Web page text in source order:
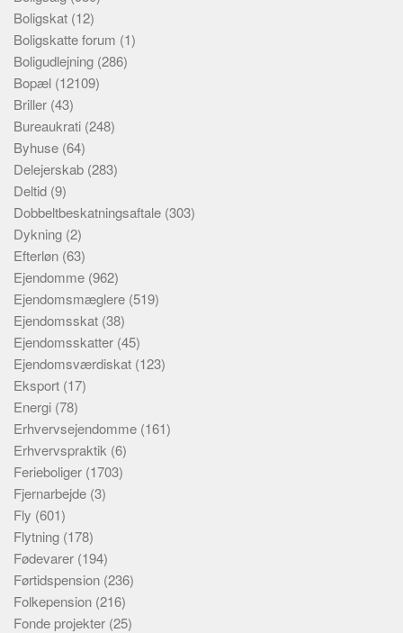
Boligskat (12)
Boligskatte forum (1)
Boligudlejning (286)
Bopæl (12109)
Briller (43)
Bureaukrati (248)
Byhuse (64)
Delejerskab (283)
Deltid (9)
Dobbeltbeskatningsaftale (303)
Dykning (2)
Efterløn (63)
Ejendomme (962)
Ejendomsmæglere (519)
Ejendomsskat (38)
Ejendomsskatter (45)
Ejendomsværdiskat (123)
Eksport (17)
Energi (78)
Erhvervsejendomme (161)
Erhvervspraktik (6)
Ferieboliger (1703)
Fjernarbejde (3)
Fly (601)
Flytning (178)
Fødevarer (194)
Førtidspension (236)
Folkepension (216)
Fonde projekter (25)